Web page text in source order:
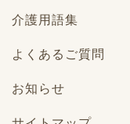
介護用語集
よくあるご質問
お知らせ